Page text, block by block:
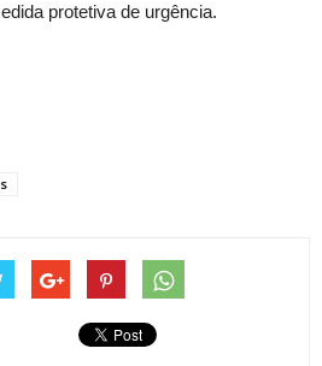
protetiva de urgência.